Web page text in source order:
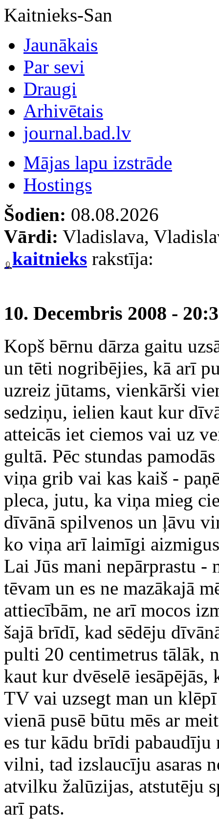
Kaitnieks-San
Jaunākais
Par sevi
Draugi
Arhivētais
journal.bad.lv
Mājas lapu izstrāde
Hostings
Šodien: 08.08.2026
Vārdi: Vladislava,
kaitnieks rakstīja:
10. Decembris 2008 -
Kopš bērnu dārza gaitu
un tēti nogribējies, kā arī
uzreiz jūtams, vienkārši
sedziņu, ielien kaut kur
atteicās iet ciemos vai uz
gultā. Pēc stundas
viņa grib vai kas kaiš -
pleca, jutu, ka viņa mieg
dīvānā spilvenos un ļāvu
ko viņa arī laimīgi
Lai Jūs mani nepārprastu
tēvam un es ne mazākajā
attiecībām, ne arī mocos
šajā brīdī, kad sēdēju
pulti 20 centimetrus tālāk,
kaut kur dvēselē iesāpējās,
TV vai uzsegt man un
vienā pusē būtu mēs ar
es tur kādu brīdi
vilni, tad izslaucīju asaras
atvilku žalūzijas, atstutēju
arī pats.